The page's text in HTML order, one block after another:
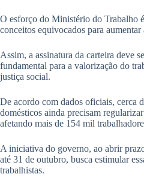
O esforço do Ministério do Trabalho
conceitos equivocados para
Assim, a assinatura da carteira deve
fundamental para a valorização do
justiça social.
De acordo com dados oficiais, cerca
domésticos ainda precisam
afetando mais de 154 mil
A iniciativa do governo, ao abrir
até 31 de outubro, busca estimular
trabalhistas.